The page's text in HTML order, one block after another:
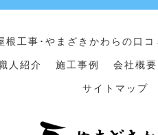
根工事･やまざきかわらの口コ
人紹介 施工事例 会社概要
サイトマップ